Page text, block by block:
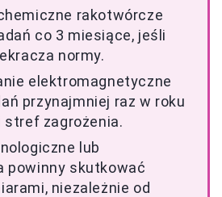
rakotwórcze
co 3 miesiące, jeśli
normy.
elektromagnetyczne
przynajmniej raz w roku
stref zagrożenia.
lub
powinny skutkować
niezależnie od